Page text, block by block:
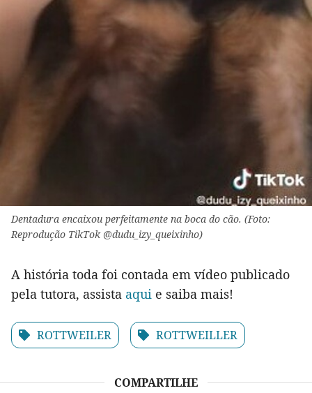
Dentadura encaixou perfeitamente na boca do cão. (Foto:
Reprodução TikTok @dudu_izy_queixinho)
A história toda foi contada em vídeo publicado
pela tutora, assista aqui e saiba mais!
ROTTWEILER ROTTWEILLER
COMPARTILHE